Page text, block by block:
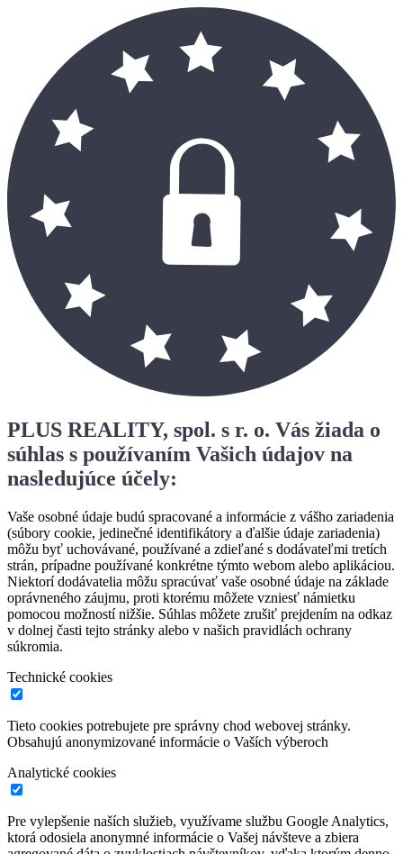
PLUS REALITY, spol. s r. o. Vás žiada o
súhlas s používaním Vašich údajov na
nasledujúce účely:
Vaše osobné údaje budú spracované a informácie z vášho zariadenia
(súbory cookie, jedinečné identifikátory a ďalšie údaje zariadenia)
môžu byť uchovávané, používané a zdieľané s dodávateľmi tretích
strán, prípadne používané konkrétne týmto webom alebo aplikáciou.
Niektorí dodávatelia môžu spracúvať vaše osobné údaje na základe
oprávneného záujmu, proti ktorému môžete vzniesť námietku
pomocou možností nižšie. Súhlas môžete zrušiť prejdením na odkaz
v dolnej časti tejto stránky alebo v našich pravidlách ochrany
súkromia.
Technické cookies
Tieto cookies potrebujete pre správny chod webovej stránky.
Obsahujú anonymizované informácie o Vaších výberoch
Analytické cookies
Pre vylepšenie naších služieb, využívame službu Google Analytics,
ktorá odosiela anonymné informácie o Vašej návšteve a zbiera